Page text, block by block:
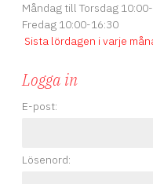
Måndag till Torsdag
Fredag 10:00-16:30
Sista lördagen i varje
Logga in
E-post:
Lösenord: